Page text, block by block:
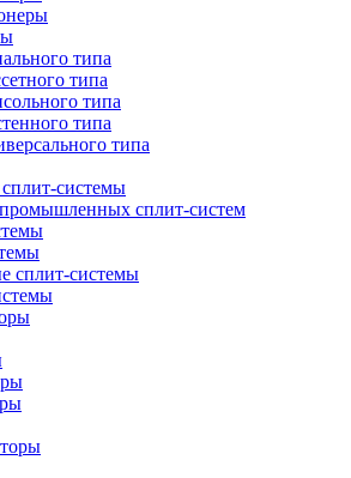
типа
типа
типа
типа
типа
системы
сплит-систем
сплит-системы